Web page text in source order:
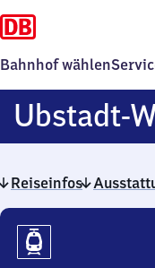
Bahnhof wählen
Ubstadt-
Reiseinfos
Reiseinfos